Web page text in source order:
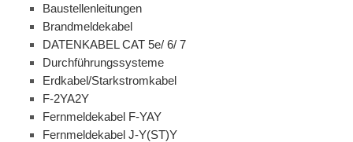
Baustellenleitungen
Brandmeldekabel
DATENKABEL CAT 5e/ 6/ 7
Durchführungssysteme
Erdkabel/Starkstromkabel
F-2YA2Y
Fernmeldekabel F-YAY
Fernmeldekabel J-Y(ST)Y